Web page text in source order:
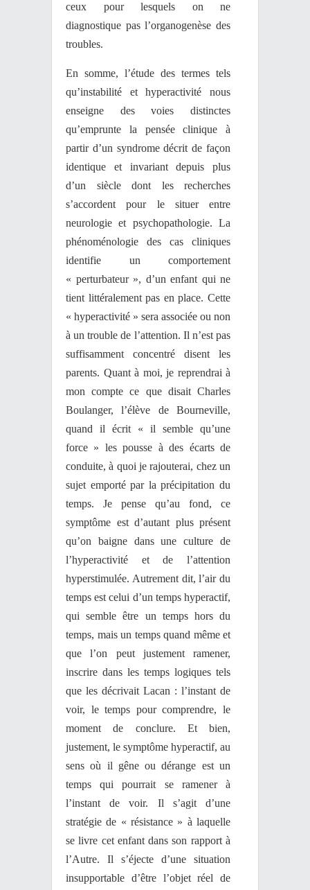
ceux pour lesquels on ne
diagnostique pas l’organogenèse des
troubles.
En somme, l’étude des termes tels
qu’instabilité et hyperactivité nous
enseigne des voies distinctes
qu’emprunte la pensée clinique à
partir d’un syndrome décrit de façon
identique et invariant depuis plus
d’un siècle dont les recherches
s’accordent pour le situer entre
neurologie et psychopathologie. La
phénoménologie des cas cliniques
identifie un comportement
« perturbateur », d’un enfant qui ne
tient littéralement pas en place. Cette
« hyperactivité » sera associée ou non
à un trouble de l’attention. Il n’est pas
suffisamment concentré disent les
parents. Quant à moi, je reprendrai à
mon compte ce que disait Charles
Boulanger, l’élève de Bourneville,
quand il écrit « il semble qu’une
force » les pousse à des écarts de
conduite, à quoi je rajouterai, chez un
sujet emporté par la précipitation du
temps. Je pense qu’au fond, ce
symptôme est d’autant plus présent
qu’on baigne dans une culture de
l’hyperactivité et de l’attention
hyperstimulée. Autrement dit, l’air du
temps est celui d’un temps hyperactif,
qui semble être un temps hors du
temps, mais un temps quand même et
que l’on peut justement ramener,
inscrire dans les temps logiques tels
que les décrivait Lacan : l’instant de
voir, le temps pour comprendre, le
moment de conclure. Et bien,
justement, le symptôme hyperactif, au
sens où il gêne ou dérange est un
temps qui pourrait se ramener à
l’instant de voir. Il s’agit d’une
stratégie de « résistance » à laquelle
se livre cet enfant dans son rapport à
l’Autre. Il s’éjecte d’une situation
insupportable d’être l’objet réel de